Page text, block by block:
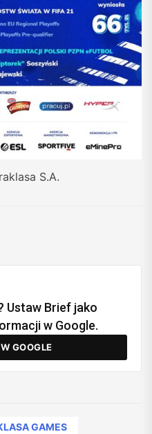
S.A.
Ustaw Brief jako
w Google.
GOOGLE
GAMES